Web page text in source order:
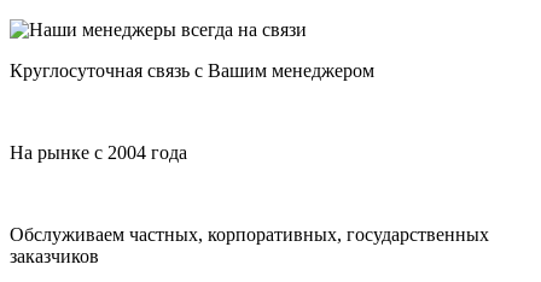
Круглосуточная связь с Вашим менеджером
На рынке с 2004 года
Обслуживаем частных, корпоративных, государственных
заказчиков